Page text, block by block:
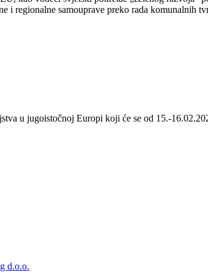
i regionalne samouprave preko rada
u jugoistočnoj Europi koji će se od 15.-
d.o.o.